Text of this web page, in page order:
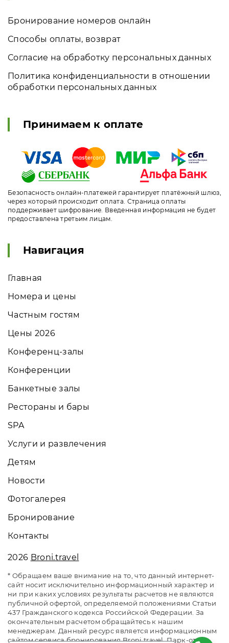
Бронирование номеров онлайн
Способы оплаты, возврат
Согласие на обработку персональных данных
Политика конфиденциальности в отношении
обработки персональных данных
Принимаем к оплате
Безопасность онлайн-платежей гарантирует платёжный шлюз,
через который происходит оплата. Страница оплаты
поддерживает шифрование. Введенная информация не будет
предоставлена третьим лицам.
Навигация
Главная
Номера и цены
Частным гостям
Цены 2026
Конференц-залы
Конференции
Банкетные залы
Рестораны и бары
SPA
Услуги и развлечения
Детям
Новости
Фотогалерея
Бронирование
Контакты
2026 Broni.travel
* Обращаем ваше внимание на то, что данный интернет-
сайт носит исключительно информационный характер и
ни при каких условиях результаты расчетов не являются
публичной офертой, определяемой положениями Статьи
437 Гражданского кодекса Российской Федерации. За
окончательным расчетом обращайтесь к нашим
менеджерам. Данный ресурс является информационным
сайтом сервиса бронирования Broni.travel. Парк-отель